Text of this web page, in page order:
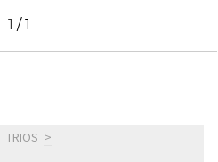
1 /1
TRIOS >